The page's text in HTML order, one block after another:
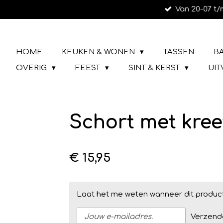
direct
hoofdinhoud
Van 20-07 t/
HOME KEUKEN & WONEN TASSEN
OVERIG
FEEST SINT & KERST
Schort met
€ 15,95
Laat het me weten wanneer dit